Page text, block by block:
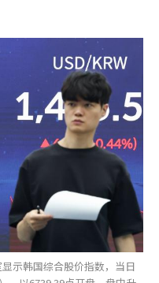
示韩国综合股价指数，当日